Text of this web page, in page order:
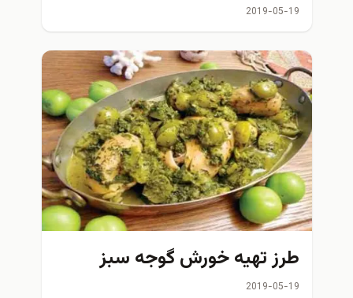
2019-05-19
طرز تهیه خورش گوجه سبز
2019-05-19